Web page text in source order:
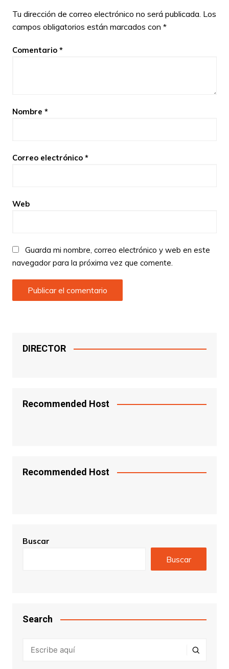
Tu dirección de correo electrónico no será publicada. Los
campos obligatorios están marcados con *
Comentario *
Nombre *
Correo electrónico *
Web
Guarda mi nombre, correo electrónico y web en este
navegador para la próxima vez que comente.
DIRECTOR
Recommended Host
Recommended Host
Buscar
Buscar
Search